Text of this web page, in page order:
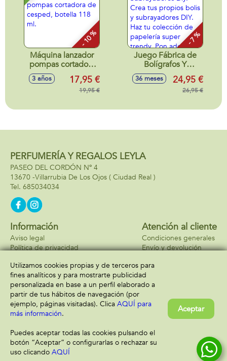
- 10 %
Máquina lanzador
pompas cortadora
de cesped, botella
118 ml.
3 años 17,95 €
19,95 €
- 7 %
Juego Fábrica de
Bolígrafos Y
Subrayadores Diy.
Crea tus propios
Haz tu colección de
trendy. Pon
bolígrafos o
36 meses 24,95 €
26,95 €
PERFUMERÍA Y REGALOS LEYLA
PASEO DEL CORDÓN Nº 4
13670 -Villarrubia De Los Ojos ( Ciudad Real )
685034034
Información
Aviso legal
Política de privacidad
Atención al cliente
Condiciones generales
Envío y devolución
Formas de pago
Utilizamos cookies propias y de terceros para
fines analíticos y para mostrarte publicidad
personalizada en base a un perfil elaborado a
partir de tus hábitos de navegación (por
ejemplo, páginas visitadas). Clica AQUÍ para
más información.
Puedes aceptar todas las cookies pulsando el
botón “Aceptar” o configurarlas o rechazar su
uso clicando AQUÍ
Aceptar